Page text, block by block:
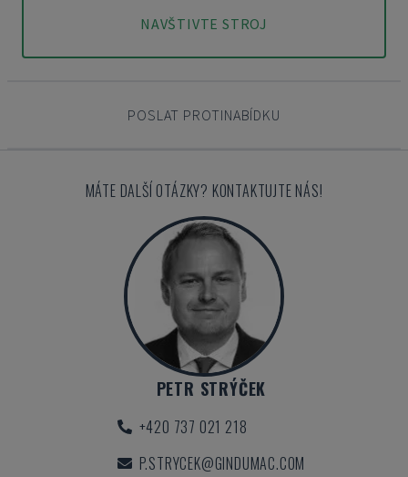
NAVŠTIVTE STROJ
POSLAT PROTINABÍDKU
MÁTE DALŠÍ OTÁZKY? KONTAKTUJTE NÁS!
PETR STRÝČEK
+420 737 021 218
P.STRYCEK@GINDUMAC.COM